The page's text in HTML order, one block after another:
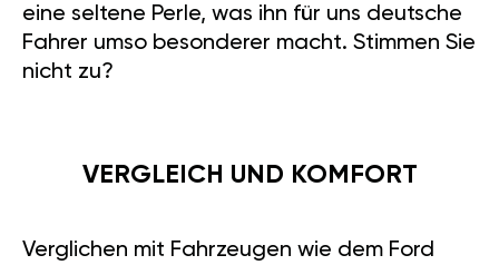
eine seltene Perle, was ihn für uns deutsche
Fahrer umso besonderer macht. Stimmen Sie
nicht zu?
VERGLEICH UND KOMFORT
Verglichen mit Fahrzeugen wie dem Ford